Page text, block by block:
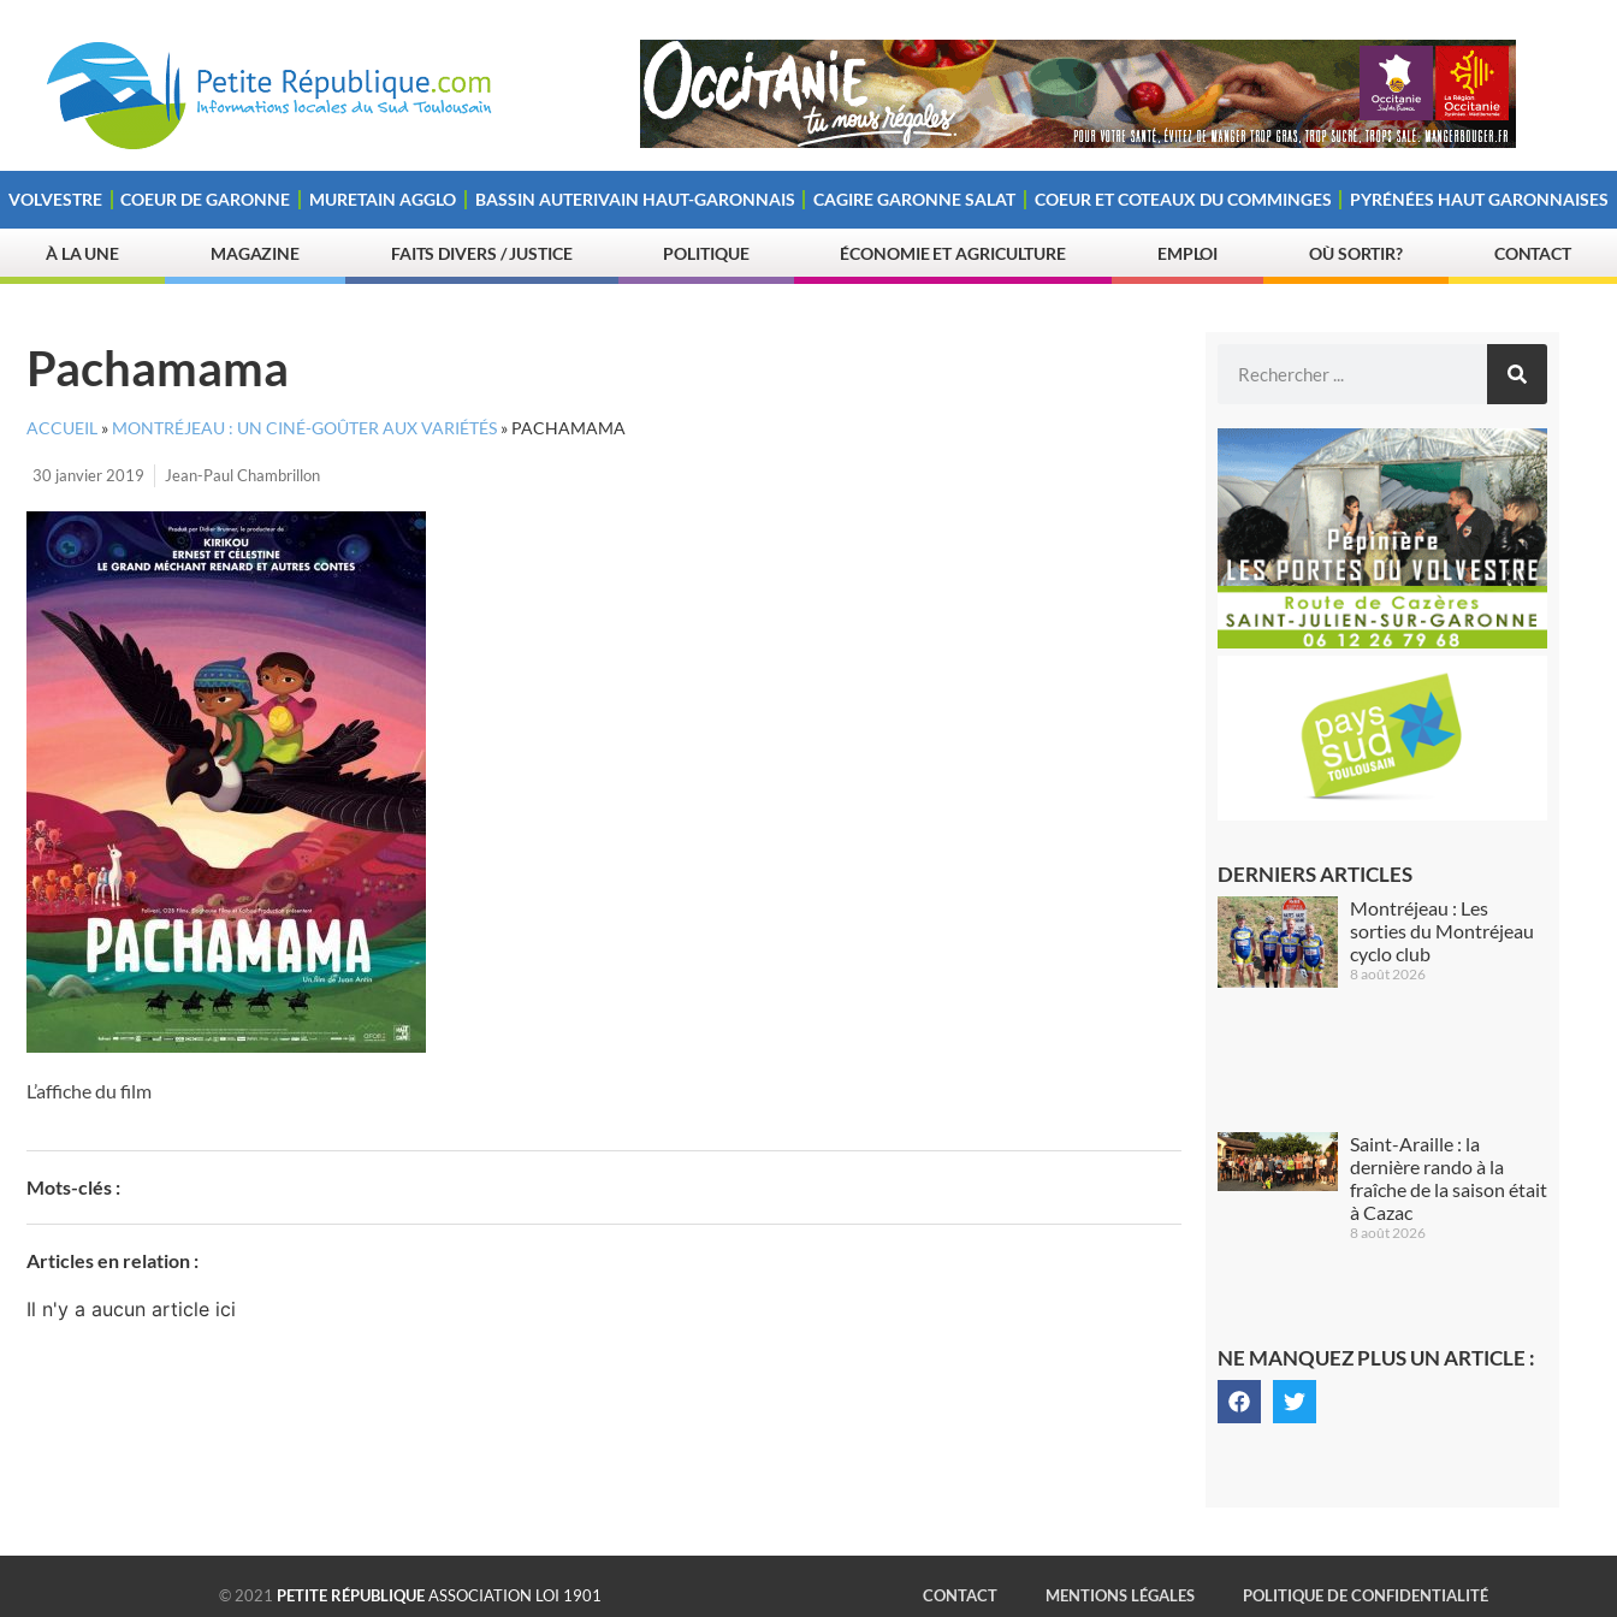
VOLVESTRE COEUR DE GARONNE MURETAIN AGGLO BASSIN AUTERIVAIN HAUT-GARONNAIS CAGIRE GARONNE SALAT COEUR ET COTEAUX DU COMMINGES PYRÉNÉES HAUT GARONNAISES
À LA UNE MAGAZINE FAITS DIVERS / JUSTICE POLITIQUE ÉCONOMIE ET AGRICULTURE EMPLOI OÙ SORTIR? CONTACT
Pachamama
ACCUEIL » MONTRÉJEAU : UN CINÉ-GOÛTER AUX VARIÉTÉS » PACHAMAMA
30 janvier 2019 Jean-Paul Chambrillon
L’affiche du film
Mots-clés :
Articles en relation :
Il n'y a aucun article ici
DERNIERS ARTICLES
Montréjeau : Les
sorties du Montréjeau
cyclo club
8 août 2026
Saint-Araille : la
dernière rando à la
fraîche de la saison était
à Cazac
8 août 2026
NE MANQUEZ PLUS UN ARTICLE :
© 2021 PETITE RÉPUBLIQUEASSOCIATION LOI 1901 CONTACT MENTIONS LÉGALES POLITIQUE DE CONFIDENTIALITÉ